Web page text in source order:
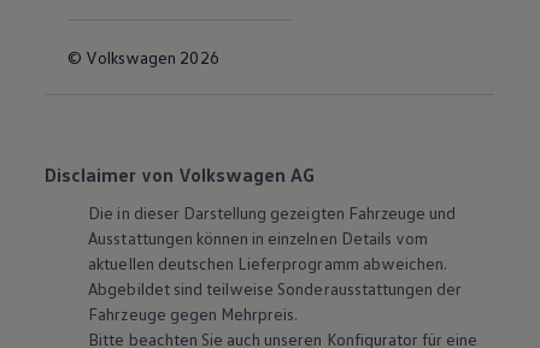
© Volkswagen 2026
Disclaimer von Volkswagen AG
Die in dieser Darstellung gezeigten Fahrzeuge und
Ausstattungen können in einzelnen Details vom
aktuellen deutschen Lieferprogramm abweichen.
Abgebildet sind teilweise Sonderausstattungen der
Fahrzeuge gegen Mehrpreis.
Bitte beachten Sie auch unseren Konfigurator für eine